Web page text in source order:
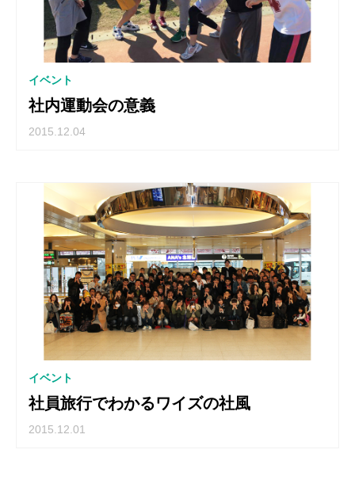
イベント
社内運動会の意義
2015.12.04
イベント
社員旅行でわかるワイズの社風
2015.12.01